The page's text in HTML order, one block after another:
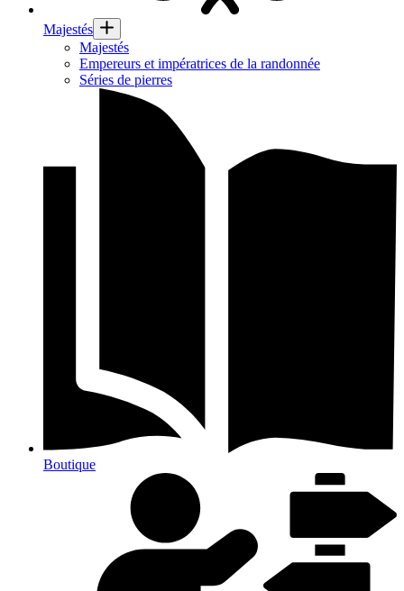
Majestés
Majestés
Empereurs et impératrices de la randonnée
Séries de pierres
Boutique